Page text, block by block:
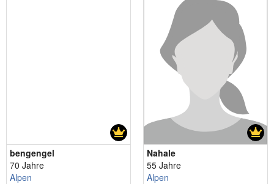
bengengel
70 Jahre
Alpen
Nahale
55 Jahre
Alpen